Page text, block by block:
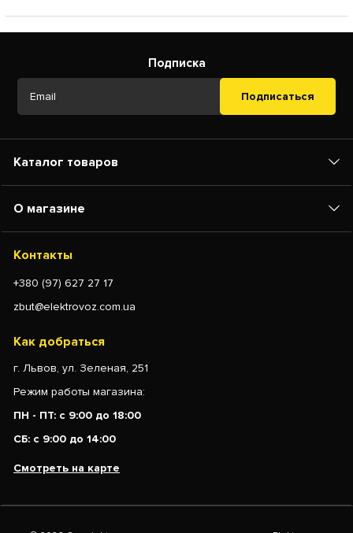
Подписка
Подписаться
Каталог товаров
О магазине
Контакты
+380 (97) 627 27 17
zbut@elektrovoz.com.ua
Как добраться
г. Львов, ул. Зеленая, 251
Режим работы магазина:
ПН - ПТ: с 9:00 до 18:00
СБ: с 9:00 до 14:00
Смотреть на карте